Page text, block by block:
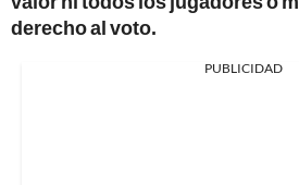
derecho al voto.
PUBLICIDAD